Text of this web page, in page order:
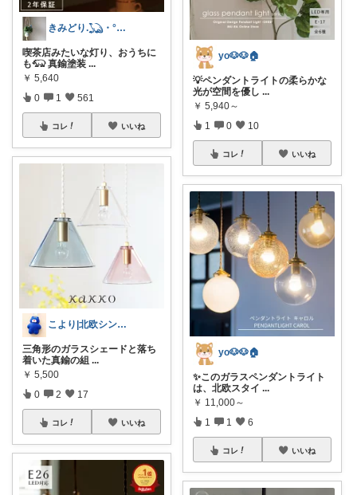
きみどり.𓆏・°いつも感謝です
喫茶店みたいな灯り、おうちに
も𓃯 真鍮塗装 ...
￥ 5,640
0 1 561
コレ いいね
こより|北欧シンプル淡色大好き保育士
三角形のガラスシェードと落ち
着いた真鍮の組 ...
￥ 5,500
0 2 17
コレ いいね
yo🐶🐶🏠
💡ペンダントライトの柔らかな
光が空間を優し ...
￥ 5,940～
1 0 10
コレ いいね
yo🐶🐶🏠
✨このガラスペンダントライト
は、北欧スタイ ...
￥ 11,000～
1 1 6
コレ いいね